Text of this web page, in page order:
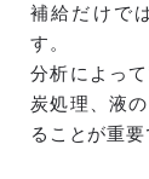
補給だけで
す。
分析によっ
炭処理、液
ることが重要